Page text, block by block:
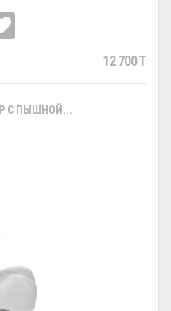
12 700 T
С ПЫШНОЙ...